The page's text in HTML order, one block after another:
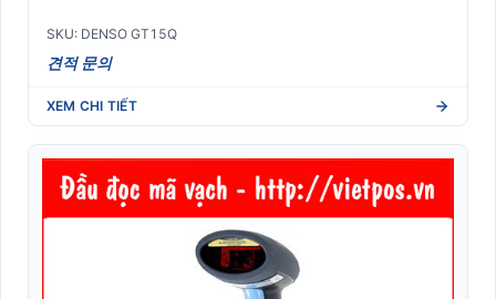
SKU: DENSO GT15Q
견적 문의
XEM CHI TIẾT